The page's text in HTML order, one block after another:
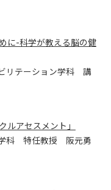
に-科学が教える脳の健
リテーション学科 講
アセスメント」
学科 特任教授 阪元勇